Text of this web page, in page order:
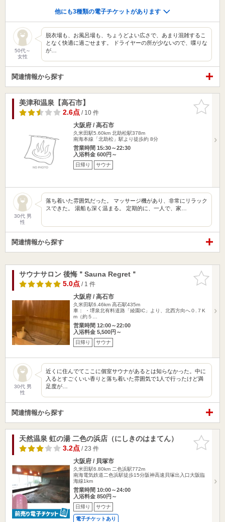
他にも3種類の電子チケットがあります
50代～
女性
脱衣場も、お風呂場も、ちょうどよい広さで、あまり混雑するこ
となく快適に過ごせます。 ドライヤーの所が少ないので、喋りな
が…
関連情報から探す
お気に入
りに追加
美津和温泉【高石市】
2.6点/ 10 件
大阪府 / 高石市
久米田駅5.60km 北助松駅378m
南海本線「北助松」駅より徒歩約 8分
営業時間 15:30～22:30
入浴料金 600円～
日帰り サウナ
30代 男
性
落ち着いた雰囲気だった。 マッサージ機があり、非常にリラック
スできた。 湯船も深く温まる。 定期的に、一人で、家…
関連情報から探す
お気に入
りに追加
サウナサロン 後悔＂Sauna Regret＂
5.0点/ 1 件
大阪府 / 高石市
久米田駅6.46km 高石駅435m
車： ・堺泉北有料道路「綾園IC」より、北西方向へ０.７K
m（約５…
営業時間 12:00～22:00
入浴料金 5,500円～
日帰り サウナ
30代 男
性
近くに住んでてここに個室サウナがあるとは知らなかった。中に
入るとすごくいい香りと落ち着いた雰囲気で1人で行ったけど満
足度が…
関連情報から探す
お気に入
りに追加
天然温泉 虹の湯 二色の浜店（にしきのはまてん）
3.2点/ 23 件
大阪府 / 貝塚市
久米田駅6.80km 二色浜駅772m
南海電気鉄道二色浜駅徒歩15分阪神高速貝塚出入口大阪臨
海線1km
営業時間 10:00～24:00
入浴料金 850円～
日帰り サウナ
電子チケットあり